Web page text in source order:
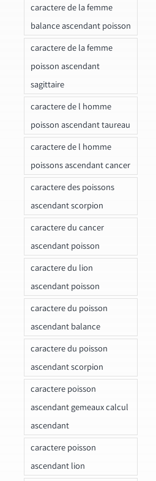
caractere de la femme
balance ascendant poisson
caractere de la femme
poisson ascendant
sagittaire
caractere de l homme
poisson ascendant taureau
caractere de l homme
poissons ascendant cancer
caractere des poissons
ascendant scorpion
caractere du cancer
ascendant poisson
caractere du lion
ascendant poisson
caractere du poisson
ascendant balance
caractere du poisson
ascendant scorpion
caractere poisson
ascendant gemeaux calcul
ascendant
caractere poisson
ascendant lion